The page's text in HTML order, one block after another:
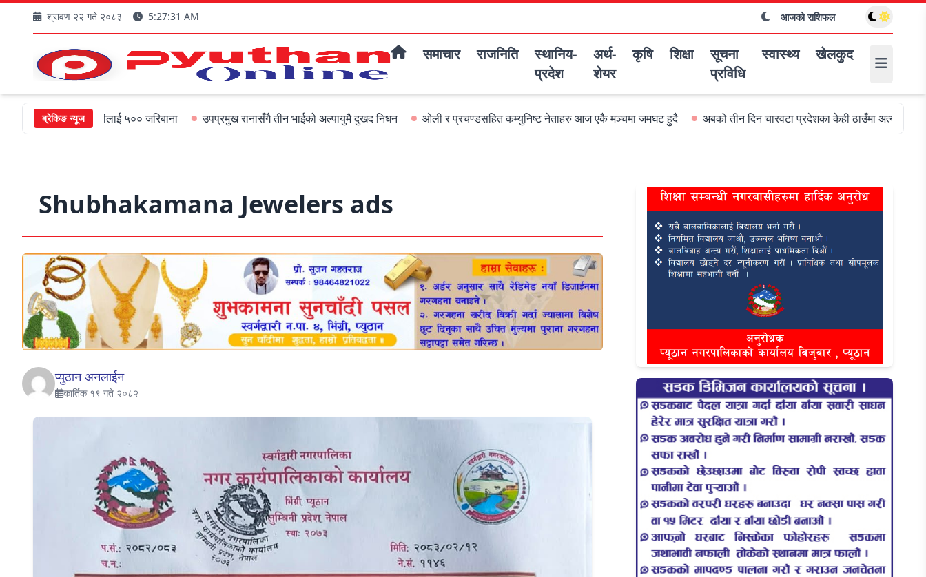
श्रावण २२ गते २०८३ 5:27:32 AM आजको राशिफल
समाचार राजनिति
स्थानिय-
प्रदेश
अर्थ-
शेयर
कृषि शिक्षा
सूचना
प्रविधि
स्वास्थ्य खेलकुद
ब्रेकिङ न्यूज
मुख्यमन्त्रीलाई ५०० जरिबाना उपप्रमुख रानासँगै तीन भाईको अल्पायुमै दुखद निधन ओली र प्रचण्डसहित कम्युनिष्ट नेताहरु आज एकै मञ्चमा जमघट हुदै अबको तीन दिन चारवटा प्रदेशका केही ठाउँमा अत्यधिक वर्षा हुन
Shubhakamana Jewelers ads
प्युठान अनलाईन
कार्तिक १९ गते २०८२